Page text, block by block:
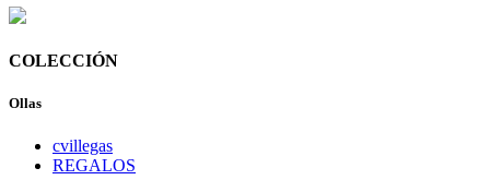
COLECCIÓN
Ollas
cvillegas
REGALOS